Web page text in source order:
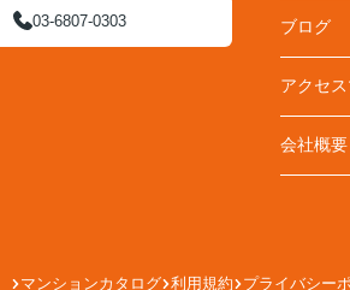
03-6807-0303 ブログ
アクセ
会社概要
マンションカタログ 利用規約 プライバシー